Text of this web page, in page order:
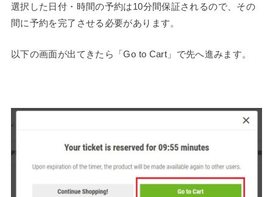
選択した日付・時間の予約は10分間保証されるので、その
間に予約を完了させる必要があります。
以下の画面が出てきたら「Go to Cart」で先へ進みます。